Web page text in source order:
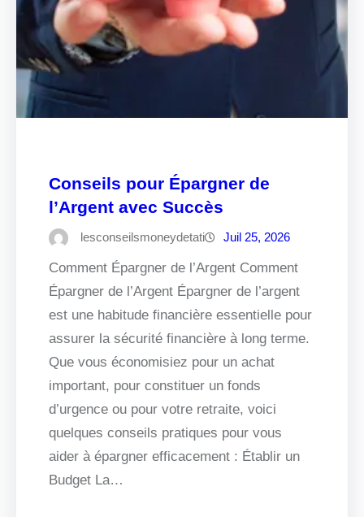
Conseils pour Épargner de
l’Argent avec Succès
lesconseilsmoneydetati Juil 25, 2026
Comment Épargner de l’Argent Comment
Épargner de l’Argent Épargner de l’argent
est une habitude financière essentielle pour
assurer la sécurité financière à long terme.
Que vous économisiez pour un achat
important, pour constituer un fonds
d’urgence ou pour votre retraite, voici
quelques conseils pratiques pour vous
aider à épargner efficacement : Établir un
Budget La…